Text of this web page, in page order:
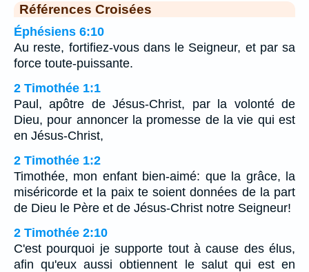
Références Croisées
Éphésiens 6:10
Au reste, fortifiez-vous dans le Seigneur, et par sa
force toute-puissante.
2 Timothée 1:1
Paul, apôtre de Jésus-Christ, par la volonté de
Dieu, pour annoncer la promesse de la vie qui est
en Jésus-Christ,
2 Timothée 1:2
Timothée, mon enfant bien-aimé: que la grâce, la
miséricorde et la paix te soient données de la part
de Dieu le Père et de Jésus-Christ notre Seigneur!
2 Timothée 2:10
C'est pourquoi je supporte tout à cause des élus,
afin qu'eux aussi obtiennent le salut qui est en